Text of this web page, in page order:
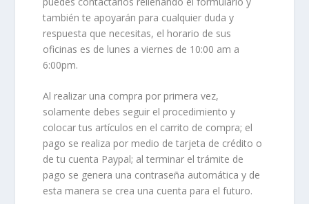
también te apoyarán para cualquier duda y
respuesta que necesitas, el horario de sus
oficinas es de lunes a viernes de 10:00 am a
6:00pm.
Al realizar una compra por primera vez,
solamente debes seguir el procedimiento y
colocar tus artículos en el carrito de compra; el
pago se realiza por medio de tarjeta de crédito o
de tu cuenta Paypal; al terminar el trámite de
pago se genera una contraseña automática y de
esta manera se crea una cuenta para el futuro.